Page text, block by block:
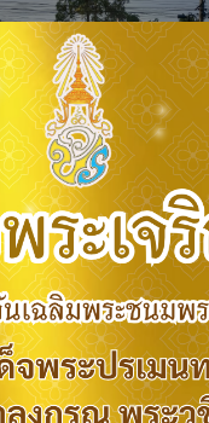
สำรวจพื้นที่บริเวณทาง
เข้าโรงเรียนคลองลาน
พัฒนาจินดาศักดิ์
ทางหลวงหมายเลข 1117
13/02/2569 | 104